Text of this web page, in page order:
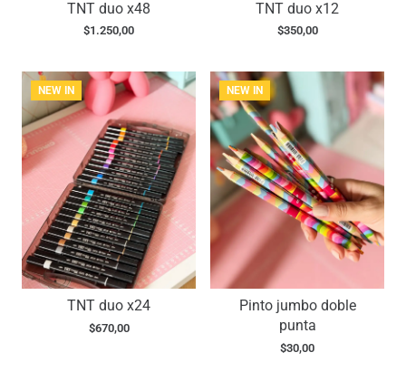
TNT duo x48
$1.250,00
TNT duo x12
$350,00
NEW IN
TNT duo x24
$670,00
NEW IN
Pinto jumbo doble
punta
$30,00